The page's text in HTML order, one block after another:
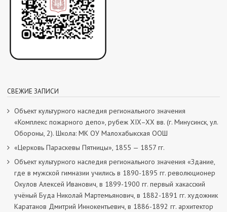
СВЕЖИЕ ЗАПИСИ
Объект культурного наследия регионального значения
«Комплекс пожарного депо», рубеж XIX–XX вв. (г. Минусинск, ул.
Обороны, 2). Школа: МК ОУ Малохабыкская ООШ
«Церковь Параскевы Пятницы», 1855 — 1857 гг.
Объект культурного наследия регионального значения «Здание,
где в мужской гимназии учились в 1890-1895 гг. революционер
Окулов Алексей Иванович, в 1899-1900 гг. первый хакасский
учёный Буда Николай Мартемьянович, в 1882-1891 гг. художник
Каратанов Дмитрий Иннокентьевич, в 1886-1892 гг. архитектор